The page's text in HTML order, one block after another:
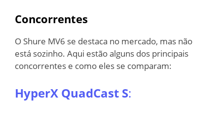
Concorrentes
O Shure MV6 se destaca no mercado, mas não
está sozinho. Aqui estão alguns dos principais
concorrentes e como eles se comparam:
HyperX QuadCast S: